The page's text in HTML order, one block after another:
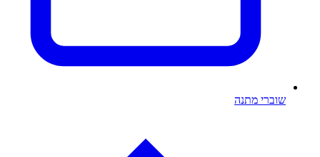
שוברי מתנה